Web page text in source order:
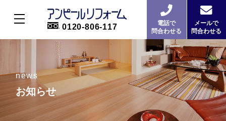
0120-806-117
電話で
問合わせる
メールで
問合わせる
news
お知らせ